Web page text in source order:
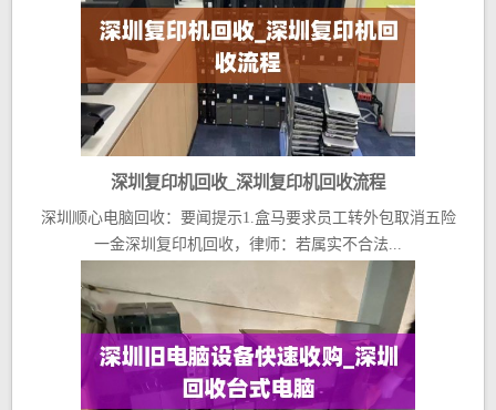
深圳复印机回收_深圳复印机回收流程
深圳顺心电脑回收：要闻提示1.盒马要求员工转外包取消五险
一金深圳复印机回收，律师：若属实不合法...